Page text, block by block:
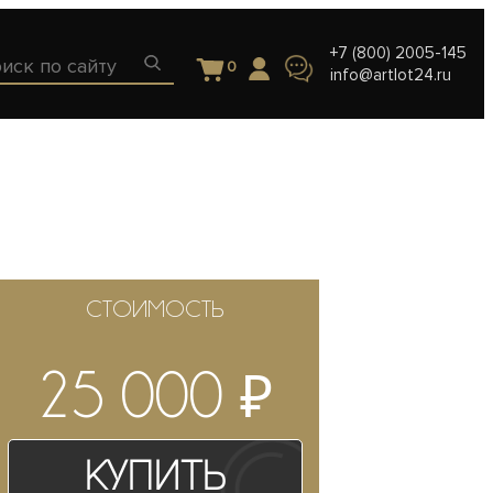
0
+7 (800) 2005-145
info@artlot24.ru
СТОИМОСТЬ
25 000₽
Купить